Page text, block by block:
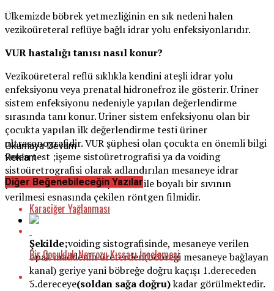
Ülkemizde böbrek yetmezliğinin en sık nedeni halen
vezikoüreteral reflüye bağlı idrar yolu enfeksiyonlarıdır.
VUR hastalığı tanısı nasıl konur?
Vezikoüreteral reflü sıklıkla kendini ateşli idrar yolu
enfeksiyonu veya prenatal hidronefroz ile gösterir. Üriner
sistem enfeksiyonu nedeniyle yapılan değerlendirme
sırasında tanı konur. Üriner sistem enfeksiyonu olan bir
çocukta yapılan ilk değerlendirme testi üriner
ultrasonografidir. VUR şüphesi olan çocukta en önemli bilgi
veren test ;işeme sistoüretrografisi ya da voiding
sistoüretrografisi olarak adlandırılan mesaneye idrar
yolunda ince bir sonda yardımı ile boyalı bir sıvının
verilmesi esnasında çekilen röntgen filmidir.
Şekilde;voiding sistografisinde, mesaneye verilen
opak maddenin üreterden(böbreği mesaneye bağlayan
kanal) geriye yani böbreğe doğru kaçışı 1.dereceden
5.dereceye(soldan sağa doğru)kadar görülmektedir.
Okumaya Devam
Reklam
Diğer Beğenebileceğin Yazılar
Karaciğer Yağlanması
Bir Çocukluk Nevrozu Kıssası İncelemesi